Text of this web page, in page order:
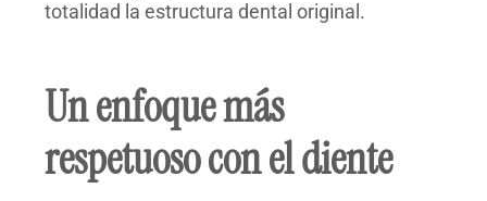
totalidad la estructura dental original.
Un enfoque más
respetuoso con el diente